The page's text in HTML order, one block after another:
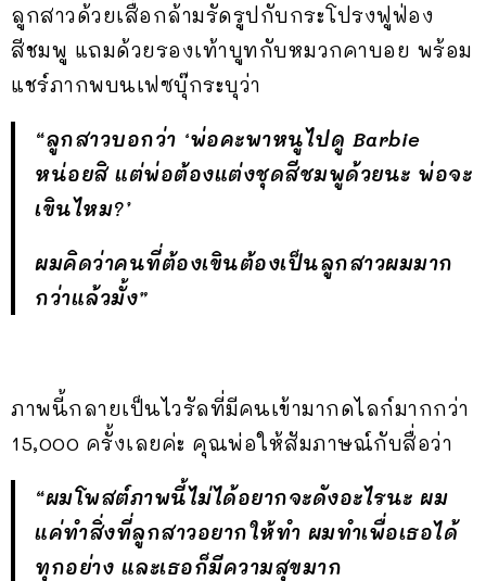
ลูกสาวด้วยเสื้อกล้ามรัดรูปกับกระโปรงฟูฟ่อง
สีชมพู แถมด้วยรองเท้าบูทกับหมวกคาบอย พร้อม
แชร์ภากพบนเฟซบุ๊กระบุว่า
“ลูกสาวบอกว่า ‘พ่อคะพาหนูไปดู Barbie
หน่อยสิ แต่พ่อต้องแต่งชุดสีชมพูด้วยนะ พ่อจะ
เขินไหม?’
ผมคิดว่าคนที่ต้องเขินต้องเป็นลูกสาวผมมาก
กว่าแล้วมั้ง”
ภาพนี้กลายเป็นไวรัลที่มีคนเข้ามากดไลก์มากกว่า
15,000 ครั้งเลยค่ะ คุณพ่อให้สัมภาษณ์กับสื่อว่า
“ผมโพสต์ภาพนี้ไม่ได้อยากจะดังอะไรนะ ผม
แค่ทำสิ่งที่ลูกสาวอยากให้ทำ ผมทำเพื่อเธอได้
ทุกอย่าง และเธอก็มีความสุขมาก